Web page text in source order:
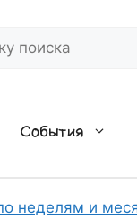
События
неделям и